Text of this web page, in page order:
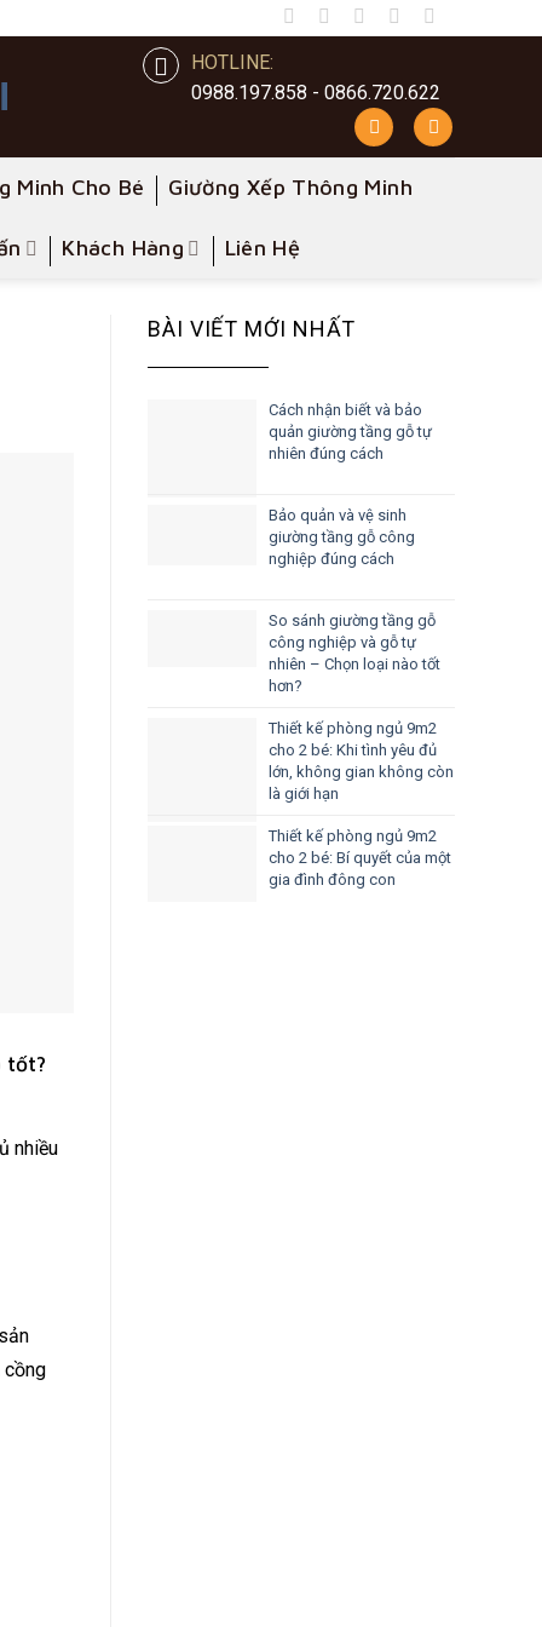
HOTLINE:
0988.197.858 - 0866.720.622
Minh Cho Bé Giường Xếp Thông Minh
Khách Hàng Liên Hệ
tốt?
nhiều
cồng
BÀI VIẾT MỚI NHẤT
Cách nhận biết và bảo
quản giường tầng gỗ tự
nhiên đúng cách
Bảo quản và vệ sinh
giường tầng gỗ công
nghiệp đúng cách
So sánh giường tầng gỗ
công nghiệp và gỗ tự
nhiên – Chọn loại nào tốt
hơn?
Thiết kế phòng ngủ 9m2
cho 2 bé: Khi tình yêu đủ
lớn, không gian không còn
là giới hạn
Thiết kế phòng ngủ 9m2
cho 2 bé: Bí quyết của một
gia đình đông con